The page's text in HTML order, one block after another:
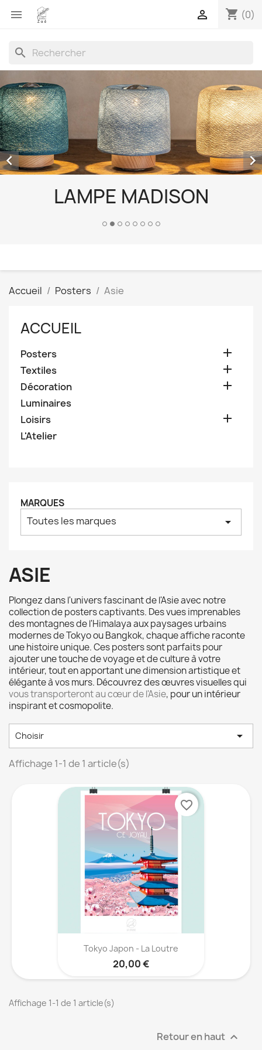
 shopping_cart (0)

search
LAMPE MADISON
 
Accueil Posters Asie
ACCUEIL
Posters 
Textiles 
Décoration 
Luminaires
Loisirs

L'Atelier
MARQUES
Toutes les marques arrow_drop_down
ASIE
Plongez dans l'univers fascinant de l'Asie avec notre
collection de posters captivants. Des vues imprenables
des montagnes de l'Himalaya aux paysages urbains
modernes de Tokyo ou Bangkok, chaque affiche raconte
une histoire unique. Ces posters sont parfaits pour
ajouter une touche de voyage et de culture à votre
intérieur, tout en apportant une dimension artistique et
élégante à vos murs. Découvrez des œuvres visuelles qui
vous transporteront au cœur de l'Asie, pour un intérieur
inspirant et cosmopolite.
Choisir 
Affichage 1-1 de 1 article(s)
Tokyo Japon - La Loutre
20,00 €
favorite_border
Affichage 1-1 de 1 article(s)
Retour en haut 